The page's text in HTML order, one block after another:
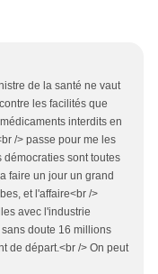
de la santé ne vaut
les facilités que
interdits en
/> passe pour me les
démocraties sont toutes
faire un jour un grand
et l'affaire<br />
avec l'industrie
doute 16 millions
de départ.<br /> On peut